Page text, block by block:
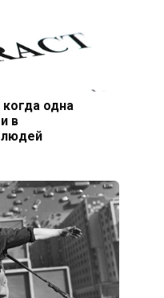
одна
в
людей